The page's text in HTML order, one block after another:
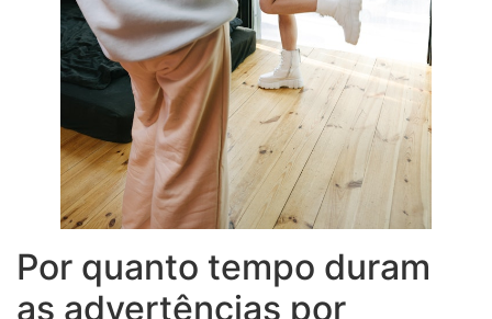
Por quanto tempo duram
as advertências por